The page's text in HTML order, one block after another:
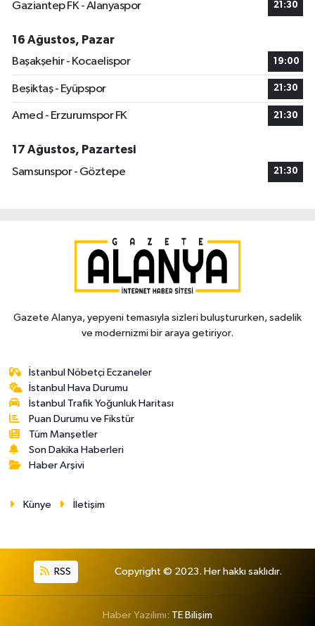
Gaziantep FK - Alanyaspor 21:30
16 Ağustos, Pazar
Başakşehir - Kocaelispor
19:00
Beşiktaş - Eyüpspor 21:30
Amed - Erzurumspor FK 21:30
17 Ağustos, Pazartesi
Samsunspor - Göztepe
21:30
Gazete Alanya, yepyeni temasıyla sizleri buluştururken, sadelik
ve modernizmi bir araya getiriyor.
İstanbul Nöbetçi Eczaneler
İstanbul Hava Durumu
İstanbul Trafik Yoğunluk Haritası
Puan Durumu ve Fikstür
Tüm Manşetler
Son Dakika Haberleri
Haber Arşivi
Künye İletişim
RSS Copyright © 2023. Her hakkı saklıdır.
Haber Yazılımı: TE Bilişim